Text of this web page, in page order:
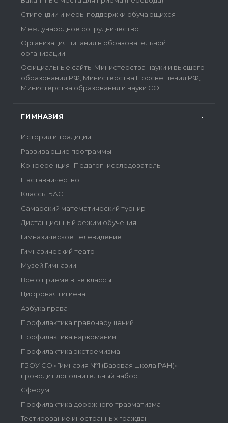
Стипендии и меры поддержки обучающихся
Международное сотрудничество
Организация питания в образовательной
организации
Официальные сайты Министерства науки и высшего
образования РФ, Министерства Просвещения РФ,
Министерства образования и науки СО
ГИМНАЗИЯ
История и традиции
Развивающие программы
Конференция "Педагог- исследователь"
Наставничество
Классы БАС
Самарский математический турнир
Дистанционный режим обучения
Гимназическое телевидение
Гимназический театр
Музей Гимназии
Всё о приеме в 1-е классы
Цифровая гигиена
Азбука права
Профилактика правонарушений
Профилактика наркомании
Профилактика экстремизма
ГБОУ СО «Гимназия №1 (Базовая школа РАН)»
проводит дополнительный набор
Сферум
Профилактика дорожного травматизма
Тестирование иностранных граждан